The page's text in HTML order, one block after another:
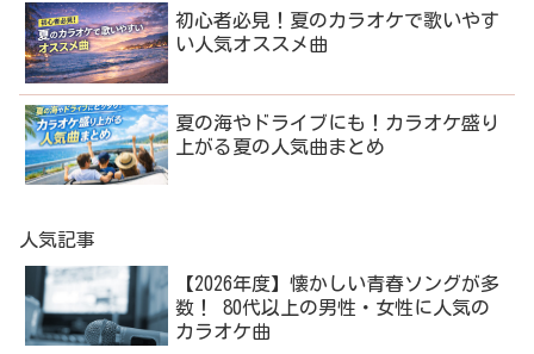
初心者必見！夏のカラオケで歌いやす
い人気オススメ曲
夏の海やドライブにも！カラオケ盛り
上がる夏の人気曲まとめ
人気記事
【2026年度】懐かしい青春ソングが多
数！ 80代以上の男性・女性に人気の
カラオケ曲